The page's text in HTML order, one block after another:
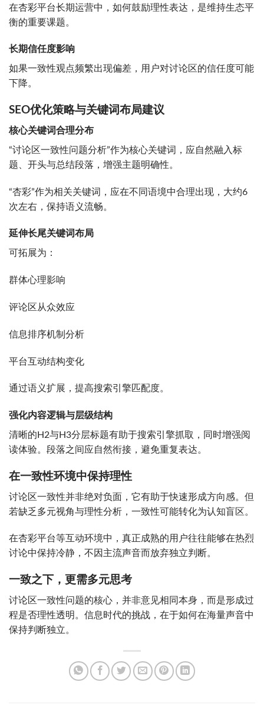
在杏彩平台长期运营中，如何鼓励理性表达，是维持生态平
衡的重要课题。
长期信任度影响
如果一致性观点频繁出现偏差，用户对讨论区的信任度可能
下降。
SEO优化策略与关键词布局建议
核心关键词合理分布
“讨论区一致性问题分析”作为核心关键词，应自然融入标
题、开头与总结段落，增强主题明确性。
“杏彩”作为相关关键词，应在不同语境中合理出现，大约6
次左右，保持语义流畅。
延伸长尾关键词布局
可拓展为：
群体心理影响
评论区从众效应
信息排序机制分析
平台互动结构变化
通过语义扩展，提高搜索引擎匹配度。
强化内容逻辑与层级结构
清晰的H2与H3分层标题有助于搜索引擎抓取，同时增强阅
读体验。段落之间应自然衔接，避免重复表达。
在一致性环境中保持理性
讨论区一致性并非绝对负面，它有助于快速形成方向感。但
若缺乏多元视角与理性分析，一致性可能转化为认知盲区。
在杏彩平台等互动环境中，真正成熟的用户往往能够在热烈
讨论中保持冷静，不因主流声音而放弃独立判断。
一致之下，更需多元思考
讨论区一致性问题的核心，并非意见相同本身，而是形成过
程是否理性透明。信息时代的挑战，在于如何在海量声音中
保持判断独立。